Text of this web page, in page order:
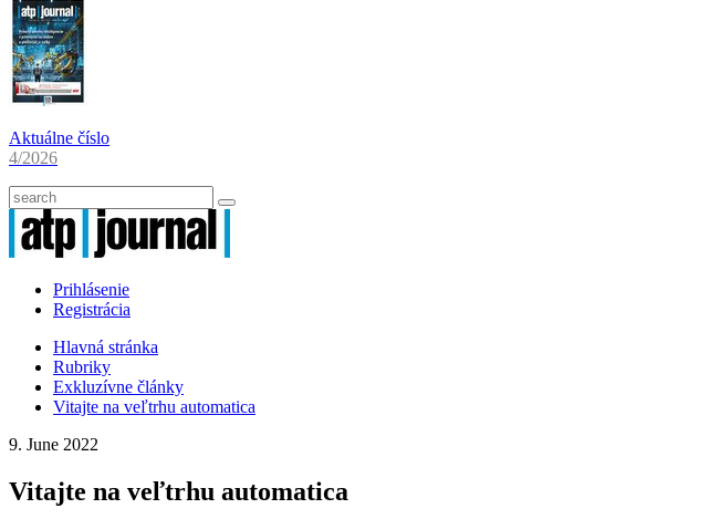
Aktuálne číslo
4/2026
Prihlásenie
Registrácia
Hlavná stránka
Rubriky
Exkluzívne články
Vitajte na veľtrhu automatica
9. June 2022
Vitajte na veľtrhu automatica